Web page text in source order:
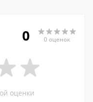
0 0 оценок
оценки